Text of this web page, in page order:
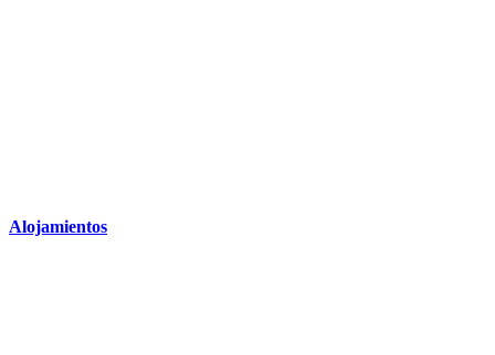
Alojamientos